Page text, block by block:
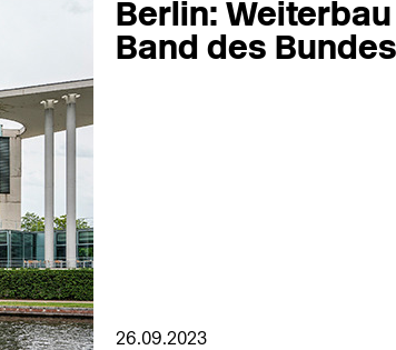
Berlin:
Band des Bundes
26.09.2023